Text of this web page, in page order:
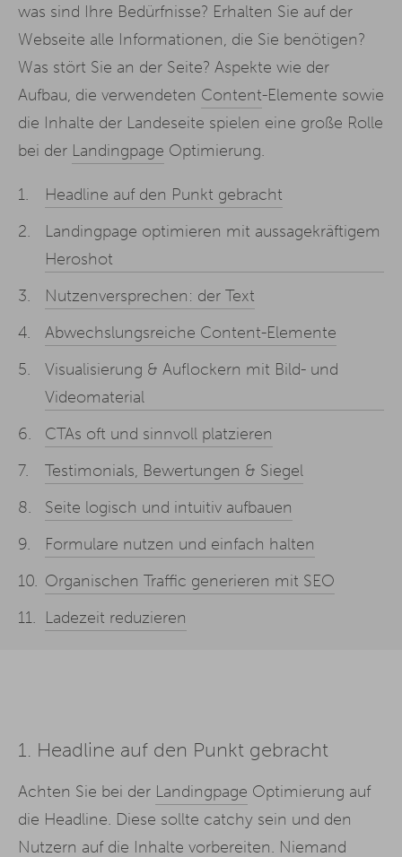
was sind Ihre Bedürfnisse? Erhalten Sie auf der
Webseite alle Informationen, die Sie benötigen?
Was stört Sie an der Seite? Aspekte wie der
Aufbau, die verwendeten Content-Elemente sowie
die Inhalte der Landeseite spielen eine große Rolle
bei der Landingpage Optimierung.
Headline auf den Punkt gebracht
Landingpage optimieren mit aussagekräftigem
Heroshot
Nutzenversprechen: der Text
Abwechslungsreiche Content-Elemente
Visualisierung & Auflockern mit Bild- und
Videomaterial
CTAs oft und sinnvoll platzieren
Testimonials, Bewertungen & Siegel
Seite logisch und intuitiv aufbauen
Formulare nutzen und einfach halten
Organischen Traffic generieren mit SEO
Ladezeit reduzieren
1. Headline auf den Punkt gebracht
Achten Sie bei der Landingpage Optimierung auf
die Headline. Diese sollte catchy sein und den
Nutzern auf die Inhalte vorbereiten. Niemand